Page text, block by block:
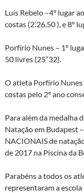
Luís Rebelo –4º lugar
costas (2’.26.50 ), e 8º
Porfírio Nunes – 1º
50 livres (25”32).
O atleta Porfírio Nunes
costas pelo 2º ano
Para além da medalha
Natação em Budapest
NACIONAIS de
de 2017 na Piscina da
Parabéns a todos os
representaram a